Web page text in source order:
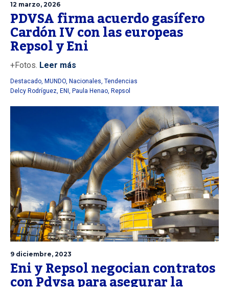
12 marzo, 2026
PDVSA firma acuerdo gasífero
Cardón IV con las europeas
Repsol y Eni
+Fotos. Leer más
Destacado, MUNDO, Nacionales, Tendencias
Delcy Rodríguez, ENI , Paula Henao, Repsol
9 diciembre, 2023
Eni y Repsol negocian contratos